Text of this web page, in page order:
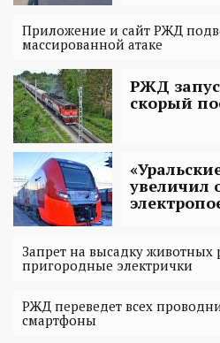
Приложение и сайт РЖД
массированной атаке
РЖД
скорый
увеличил
Запрет на высадку животных
пригородные электрички
РЖД переведет всех
смартфоны